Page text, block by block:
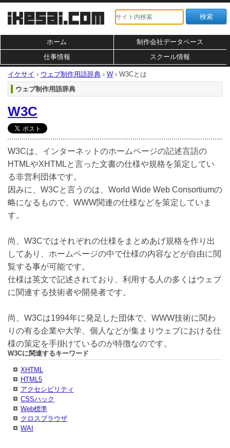
ホーム
制作会社データベース
仕事情報
スクール情報
イケサイ › ウェブ制作用語辞典 › W › W3Cとは
ウェブ制作用語辞典
W3C
W3Cは、インターネットのホームページの記述言語の
HTMLやXHTMLと言った文書の仕様や規格を策定してい
る非営利団体です。
因みに、W3Cと言うのは、World Wide Web Consortiumの
略になるもので、WWW関連の仕様などを策定していま
す。
尚、W3Cではそれぞれの仕様をまとめあげ規格を作り出
してあり、ホームページの中で仕様の内容などが自由に閲
覧する事が可能です。
仕様は英文で記述されており、利用する人の多くはウェブ
に関連する技術者や開発者です。
尚、W3Cは1994年に発足した団体で、WWW技術に関わ
りの有る企業や大学、個人などが集まりウェブにおける仕
様の策定を手掛けているのが特徴なのです。
W3Cに関連するキーワード
XHTML
HTML5
アクセシビリティ
CSSハック
Web標準
クロスブラウザ
WAI